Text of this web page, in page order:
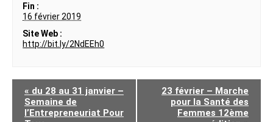
Fin :
16 février 2019
Site Web :
http://bit.ly/2NdEEh0
« du 28 au 31 janvier –
Semaine de
l’Entrepreneuriat Pour
23 février – Marche
pour la Santé des
Femmes 12ème